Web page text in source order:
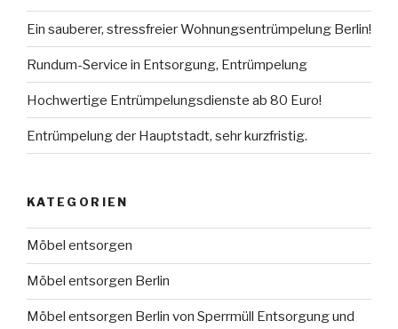
Ein sauberer, stressfreier Wohnungsentrümpelung Berlin!
Rundum-Service in Entsorgung, Entrümpelung
Hochwertige Entrümpelungsdienste ab 80 Euro!
Entrümpelung der Hauptstadt, sehr kurzfristig.
KATEGORIEN
Möbel entsorgen
Möbel entsorgen Berlin
Möbel entsorgen Berlin von Sperrmüll Entsorgung und